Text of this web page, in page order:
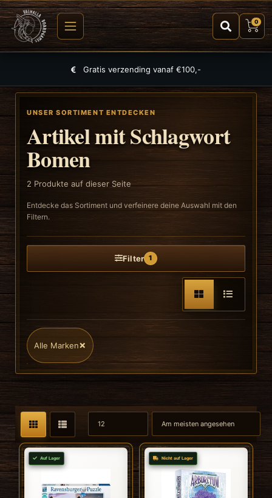
0
Gratis verzending vanaf €100,-
UNSER SORTIMENT ENTDECKEN
Artikel mit Schlagwort
Bomen
2 Produkte auf dieser Seite
Entdecke das Sortiment und verfeinere deine Auswahl mit den
Filtern.
Filter 1
Alle Marken×
Auf Lager Nicht auf Lager